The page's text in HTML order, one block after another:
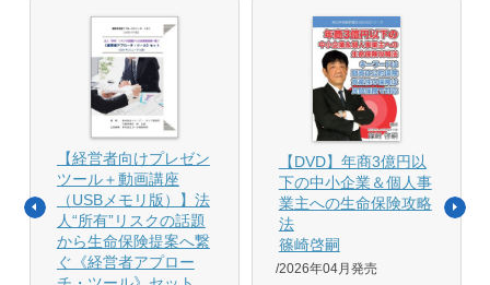
【経営者向けプレゼン
ツール＋動画講座
（USBメモリ版）】法
人“所有”リスクの話題
から生命保険提案へ繋
ぐ《経営者アプロー
【DVD】年商3億円以
下の中小企業＆個人事
業主への生命保険攻略
法
篠崎啓嗣
2026年04月発売